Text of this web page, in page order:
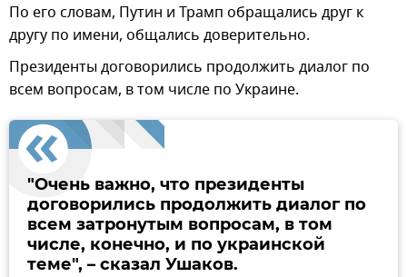
По его словам, Путин и Трамп обращались друг к
другу по имени, общались доверительно.
Президенты договорились продолжить диалог по
всем вопросам, в том числе по Украине.
"Очень важно, что президенты
договорились продолжить диалог по
всем затронутым вопросам, в том
числе, конечно, и по украинской
теме", – сказал Ушаков.